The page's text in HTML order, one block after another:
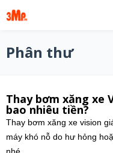
Phân thư
Thay bơm xăng xe
bao nhiêu tiền?
Thay bơm xăng xe vision
máy khó nỗ do hư hỏng